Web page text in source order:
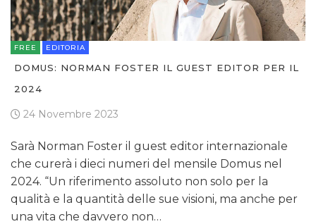
FREE EDITORIA
DOMUS: NORMAN FOSTER IL GUEST EDITOR PER IL
2024
24 Novembre 2023
Sarà Norman Foster il guest editor internazionale
che curerà i dieci numeri del mensile Domus nel
2024. “Un riferimento assoluto non solo per la
qualità e la quantità delle sue visioni, ma anche per
una vita che davvero non…